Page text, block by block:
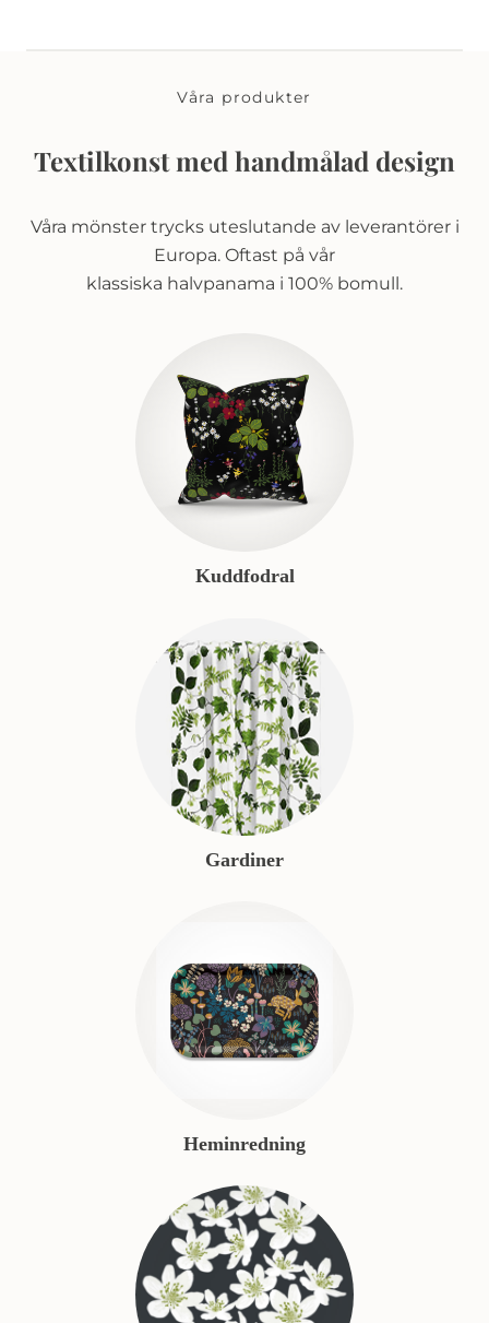
Våra produkter
Textilkonst med handmålad design
Våra mönster trycks uteslutande av leverantörer i
Europa. Oftast på vår
klassiska halvpanama i 100% bomull.
Kuddfodral
Gardiner
Heminredning